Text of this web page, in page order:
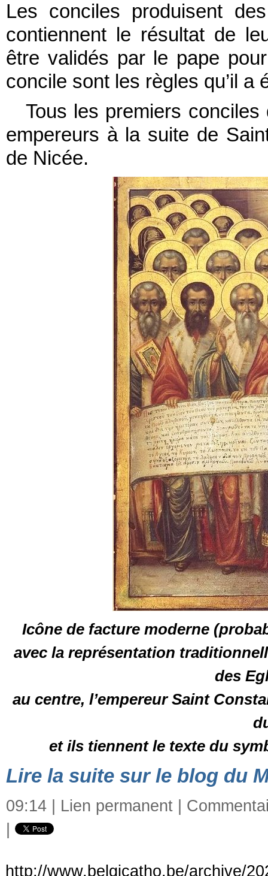
Les conciles produisent
contiennent le résultat de
être validés par le pape
concile sont les règles qu’il a
Tous les premiers conciles
empereurs à la suite de
de Nicée.
Icône de facture moderne
avec la représentation
des
au centre, l’empereur Saint
et ils tiennent le texte du
Lire la suite sur le blog du
09:14 | Lien permanent
http://www.belgicatho.be/archive/